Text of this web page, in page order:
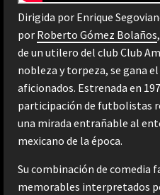
Dirigida por Enrique
por Roberto Gómez Bolaños
de un utilero del club Club
nobleza y torpeza, se gana
aficionados. Estrenada en
participación de futbolistas
una mirada entrañable al
mexicano de la época.
Su combinación de comedia
memorables interpretados